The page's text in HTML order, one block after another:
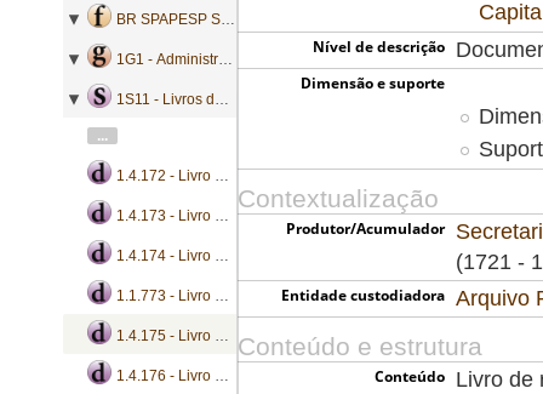
Nível de descrição
Dimensão e suporte
Contextualização
Produtor/Acumulador
(1721 -
Entidade custodiadora Arquivo
Conteúdo e estrutura
Conteúdo
Livro de
BR SPAPESP SEGOVC - Secretaria de Governo da Capitania de São Paulo
1G1 - Administração geral
1S11 - Livros de protocolo
...
1.4.172 - Livro de protocolo de despachos, petições e requerimentos
1.4.173 - Livro de protocolo de despachos, petições e requerimentos
1.4.174 - Livro de protocolo de despachos, petições e requerimentos
1.1.773 - Livro de protocolo de ofícios
1.4.175 - Livro de protocolo de despachos, petições e requerimentos
1.4.176 - Livro de protocolo de despachos, petições e requerimentos